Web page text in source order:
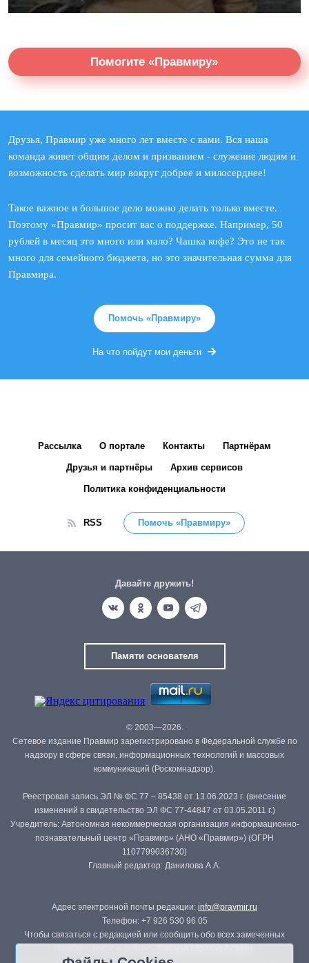
Помогите «Правмиру»
Друзья, Правмир уже много лет вместе с вами. Вся наша
команда живет общим делом и призванием - служение людям и
возможность сделать мир вокруг добрее и милосерднее!
Такое важное и большое дело можно делать только вместе.
Поэтому «Правмир» просит вас о поддержке. Например, 50
рублей в месяц это много или мало? Чашка кофе? Это не так
много для семейного бюджета, но это значительная сумма для
Правмира.
Помочь «Правмиру»
На что пойдут мои деньги
Рассылка О портале Контакты Партнёрам
Друзья и партнёры Архив сервисов
Политика конфиденциальности
RSS Помочь «Правмиру»
Давайте дружить!
Памяти основателя
© 2003—2026.
Сетевое издание Правмир зарегистрировано в Федеральной службе по
надзору в сфере связи, информационных технологий и массовых
коммуникаций (Роскомнадзор).
Реестровая запись ЭЛ № ФС 77 – 85438 от 13.06.2023 г. (внесение
изменений в свидетельство ЭЛ ФС 77-44847 от 03.05.2011 г.)
Учредитель: Автономная некоммерческая организация информационно-
познавательный центр «Правмир» (АНО «Правмир») (ОГРН
1107799036730)
Главный редактор: Данилова А.А.
Адрес электронной почты редакции: info@pravmir.ru
Телефон: +7 926 530 96 05
Чтобы связаться с редакцией или сообщить обо всех замеченных